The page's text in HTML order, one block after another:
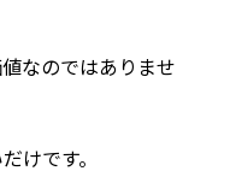
なのではありませ
けです。